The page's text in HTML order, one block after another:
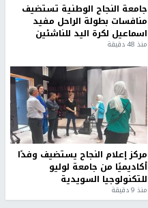
جامعة النجاح الوطنية تستضيف
منافسات بطولة الراحل مفيد
اسماعيل لكرة اليد للناشئين
منذ 48 دقيقة
مركز إعلام النجاح يستضيف وفدًا
أكاديميًا من جامعة لوليو
للتكنولوجيا السويدية
منذ 9 دقيقة